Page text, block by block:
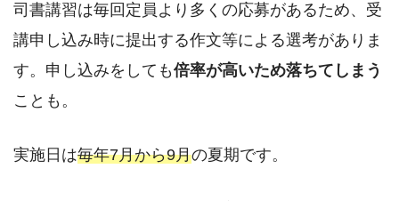
司書講習は毎回定員より多くの応募があるため、受
講申し込み時に提出する作文等による選考がありま
す。申し込みをしても倍率が高いため落ちてしまう
ことも。
実施日は毎年7月から9月の夏期です。